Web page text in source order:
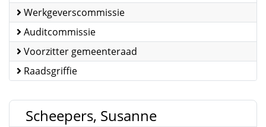
Werkgeverscommissie
Auditcommissie
Voorzitter gemeenteraad
Raadsgriffie
Scheepers, Susanne